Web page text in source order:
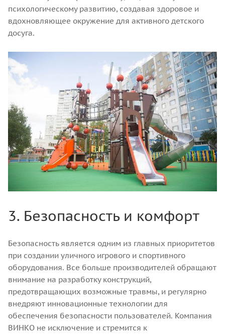
психологическому развитию, создавая здоровое и
вдохновляющее окружение для активного детского
досуга.
3. Безопасность и комфорт
Безопасность является одним из главных приоритетов
при создании уличного игрового и спортивного
оборудования. Все больше производителей обращают
внимание на разработку конструкций,
предотвращающих возможные травмы, и регулярно
внедряют инновационные технологии для
обеспечения безопасности пользователей. Компания
ВИНКО не исключение и стремится к